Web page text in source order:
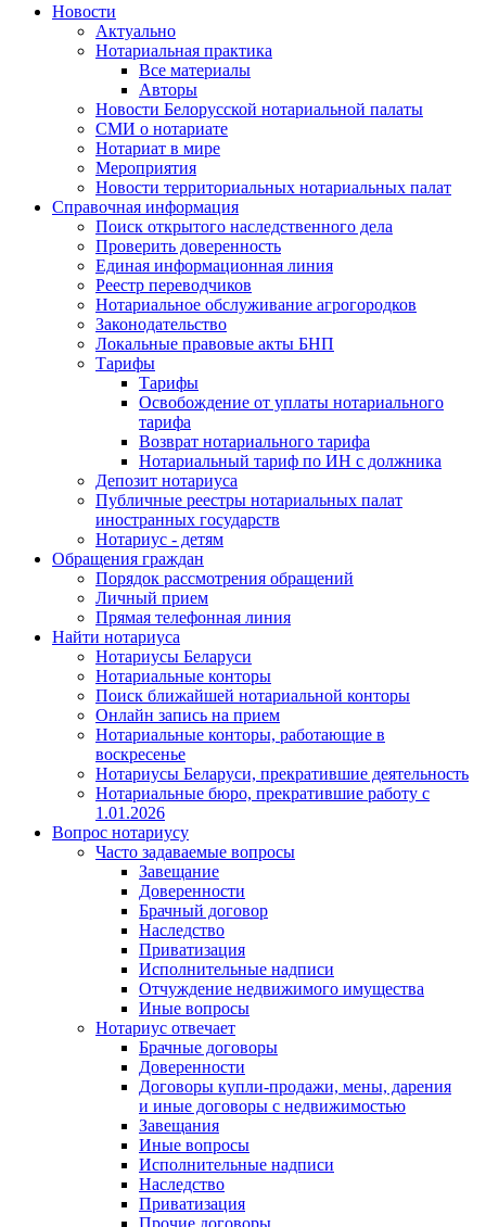
Новости
Актуально
Нотариальная практика
Все материалы
Авторы
Новости Белорусской нотариальной палаты
СМИ о нотариате
Нотариат в мире
Мероприятия
Новости территориальных нотариальных палат
Справочная информация
Поиск открытого наследственного дела
Проверить доверенность
Единая информационная линия
Реестр переводчиков
Нотариальное обслуживание агрогородков
Законодательство
Локальные правовые акты БНП
Тарифы
Тарифы
Освобождение от уплаты нотариального
тарифа
Возврат нотариального тарифа
Нотариальный тариф по ИН с должника
Депозит нотариуса
Публичные реестры нотариальных палат
иностранных государств
Нотариус - детям
Обращения граждан
Порядок рассмотрения обращений
Личный прием
Прямая телефонная линия
Найти нотариуса
Нотариусы Беларуси
Нотариальные конторы
Поиск ближайшей нотариальной конторы
Онлайн запись на прием
Нотариальные конторы, работающие в
воскресенье
Нотариусы Беларуси, прекратившие деятельность
Нотариальные бюро, прекратившие работу с
1.01.2026
Вопрос нотариусу
Часто задаваемые вопросы
Завещание
Доверенности
Брачный договор
Наследство
Приватизация
Исполнительные надписи
Отчуждение недвижимого имущества
Иные вопросы
Нотариус отвечает
Брачные договоры
Доверенности
Договоры купли-продажи, мены, дарения
и иные договоры с недвижимостью
Завещания
Иные вопросы
Исполнительные надписи
Наследство
Приватизация
Прочие договоры